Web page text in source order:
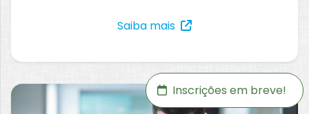
Saiba mais
Inscrições em breve!